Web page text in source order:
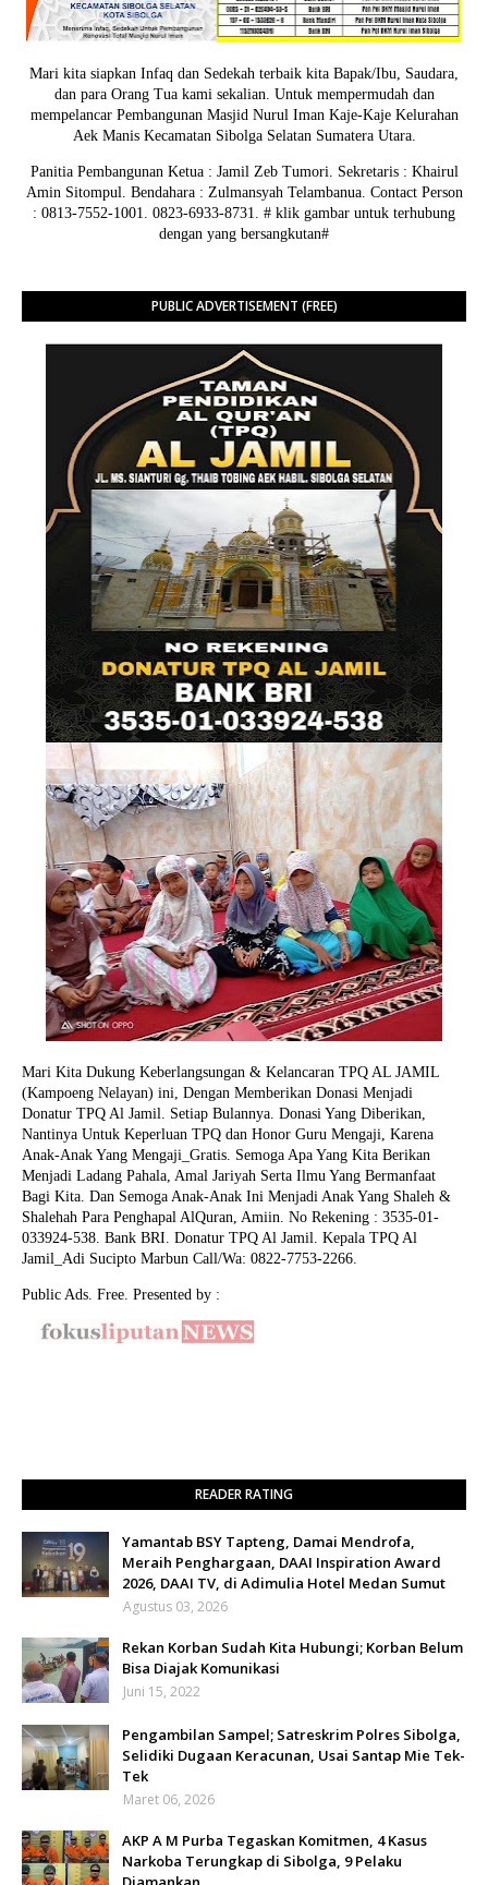
Mari kita siapkan Infaq dan Sedekah terbaik kita Bapak/Ibu, Saudara,
dan para Orang Tua kami sekalian. Untuk mempermudah dan
mempelancar Pembangunan Masjid Nurul Iman Kaje-Kaje Kelurahan
Aek Manis Kecamatan Sibolga Selatan Sumatera Utara.
Panitia Pembangunan Ketua : Jamil Zeb Tumori. Sekretaris : Khairul
Amin Sitompul. Bendahara : Zulmansyah Telambanua. Contact Person
: 0813-7552-1001. 0823-6933-8731. # klik gambar untuk terhubung
dengan yang bersangkutan#
PUBLIC ADVERTISEMENT (FREE)
Mari Kita Dukung Keberlangsungan & Kelancaran TPQ AL JAMIL
(Kampoeng Nelayan) ini, Dengan Memberikan Donasi Menjadi
Donatur TPQ Al Jamil. Setiap Bulannya. Donasi Yang Diberikan,
Nantinya Untuk Keperluan TPQ dan Honor Guru Mengaji, Karena
Anak-Anak Yang Mengaji_Gratis. Semoga Apa Yang Kita Berikan
Menjadi Ladang Pahala, Amal Jariyah Serta Ilmu Yang Bermanfaat
Bagi Kita. Dan Semoga Anak-Anak Ini Menjadi Anak Yang Shaleh &
Shalehah Para Penghapal AlQuran, Amiin. No Rekening : 3535-01-
033924-538. Bank BRI. Donatur TPQ Al Jamil. Kepala TPQ Al
Jamil_Adi Sucipto Marbun Call/Wa: 0822-7753-2266.
Public Ads. Free. Presented by :
READER RATING
Yamantab BSY Tapteng, Damai Mendrofa,
Meraih Penghargaan, DAAI Inspiration Award
2026, DAAI TV, di Adimulia Hotel Medan Sumut
Agustus 03, 2026
Rekan Korban Sudah Kita Hubungi; Korban Belum
Bisa Diajak Komunikasi
Juni 15, 2022
Pengambilan Sampel; Satreskrim Polres Sibolga,
Selidiki Dugaan Keracunan, Usai Santap Mie Tek-
Tek
Maret 06, 2026
AKP A M Purba Tegaskan Komitmen, 4 Kasus
Narkoba Terungkap di Sibolga, 9 Pelaku